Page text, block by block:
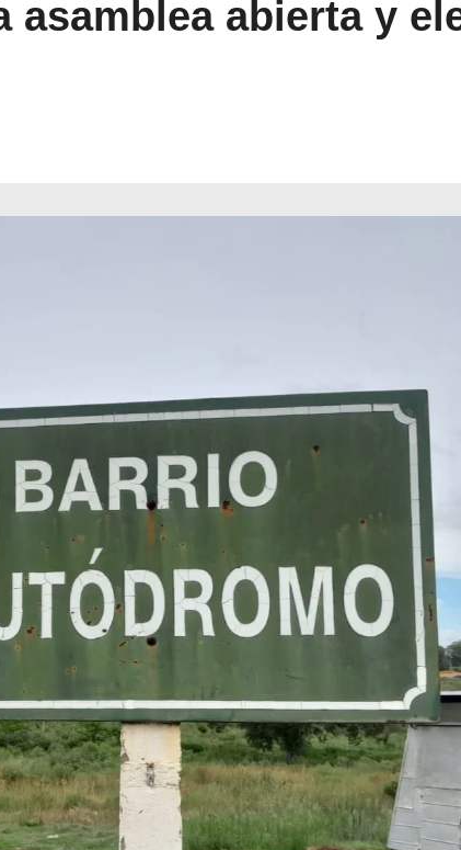
asamblea abierta y